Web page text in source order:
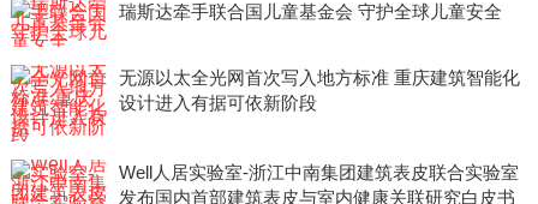
瑞斯达牵手联合国儿童基金会 守护全球儿童安全
无源以太全光网首次写入地方标准 重庆建筑智能化
设计进入有据可依新阶段
Well人居实验室-浙江中南集团建筑表皮联合实验室
发布国内首部建筑表皮与室内健康关联研究白皮书